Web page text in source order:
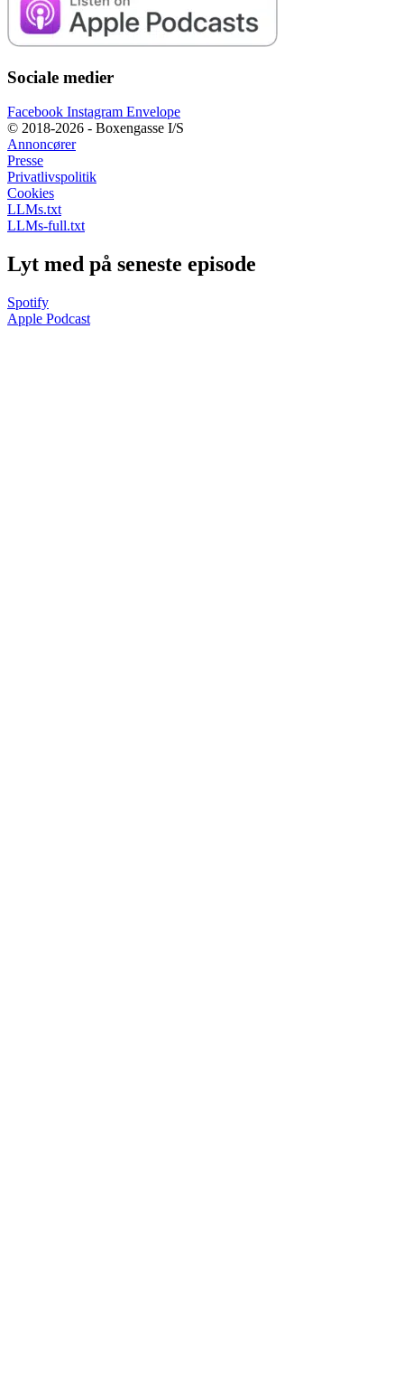
Sociale medier
Facebook Instagram Envelope
© 2018-2026 - Boxengasse I/S
Annoncører
Presse
Privatlivspolitik
Cookies
LLMs.txt
LLMs-full.txt
Lyt med på seneste episode
Spotify
Apple Podcast